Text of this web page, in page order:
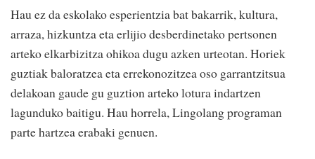
Hau ez da eskolako esperientzia bat bakarrik, kultura,
arraza, hizkuntza eta erlijio desberdinetako pertsonen
arteko elkarbizitza ohikoa dugu azken urteotan. Horiek
guztiak baloratzea eta errekonozitzea oso garrantzitsua
delakoan gaude gu guztion arteko lotura indartzen
lagunduko baitigu. Hau horrela, Lingolang programan
parte hartzea erabaki genuen.